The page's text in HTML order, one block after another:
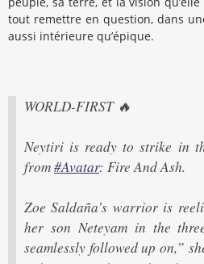
tout remettre en question, dans
aussi intérieure qu’épique.
WORLD-FIRST 🔥
Neytiri is ready to strike in
from#Avatar: Fire And Ash.
Zoe Saldaña’s warrior is
her son Neteyam in the
seamlessly followed up on,”